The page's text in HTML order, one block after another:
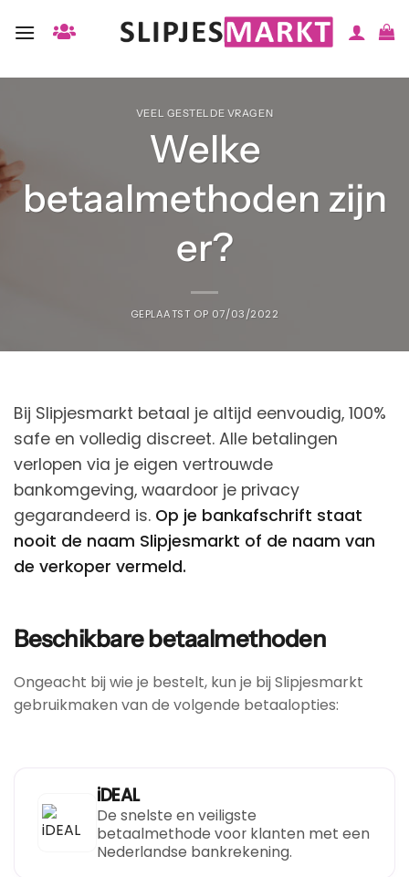
naar
VEEL GESTELDE VRAGEN
Welke
betaalmethoden zijn
er?
GEPLAATST OP 07/03/2022
Bij Slipjesmarkt betaal je altijd eenvoudig, 100%
safe en volledig discreet. Alle betalingen
verlopen via je eigen vertrouwde
bankomgeving, waardoor je privacy
gegarandeerd is. Op je bankafschrift staat
nooit de naam Slipjesmarkt of de naam van
de verkoper vermeld.
Beschikbare betaalmethoden
Ongeacht bij wie je bestelt, kun je bij Slipjesmarkt
gebruikmaken van de volgende betaalopties:
iDEAL
De snelste en veiligste
betaalmethode voor klanten met een
Nederlandse bankrekening.